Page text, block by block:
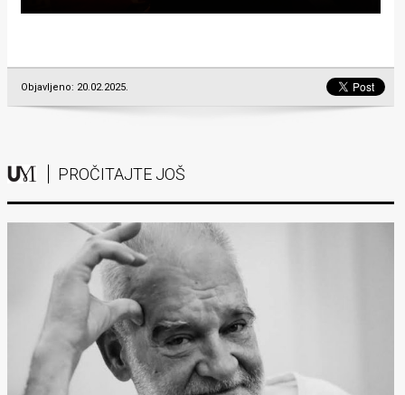
Objavljeno: 20.02.2025.
PROČITAJTE JOŠ